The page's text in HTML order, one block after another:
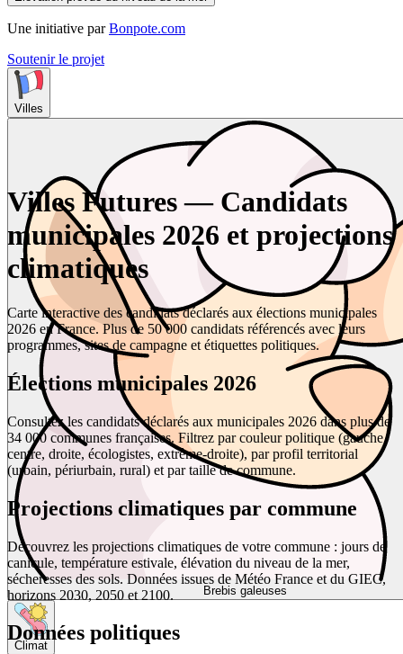
Une initiative par Bonpote.com
Soutenir le projet
Villes
Brebis galeuses
Climat
Villes Futures — Candidats
municipales 2026 et projections
climatiques
Carte interactive des candidats déclarés aux élections municipales
2026 en France. Plus de 50 000 candidats référencés avec leurs
programmes, sites de campagne et étiquettes politiques.
Élections municipales 2026
Consultez les candidats déclarés aux municipales 2026 dans plus de
34 000 communes françaises. Filtrez par couleur politique (gauche,
centre, droite, écologistes, extrême-droite), par profil territorial
(urbain, périurbain, rural) et par taille de commune.
Projections climatiques par commune
Découvrez les projections climatiques de votre commune : jours de
canicule, température estivale, élévation du niveau de la mer,
sécheresses des sols. Données issues de Météo France et du GIEC,
horizons 2030, 2050 et 2100.
Données politiques